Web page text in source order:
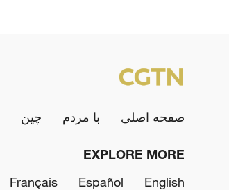
صفحه اصلی با مردم چین
EXPLORE MORE
English
Español
Français